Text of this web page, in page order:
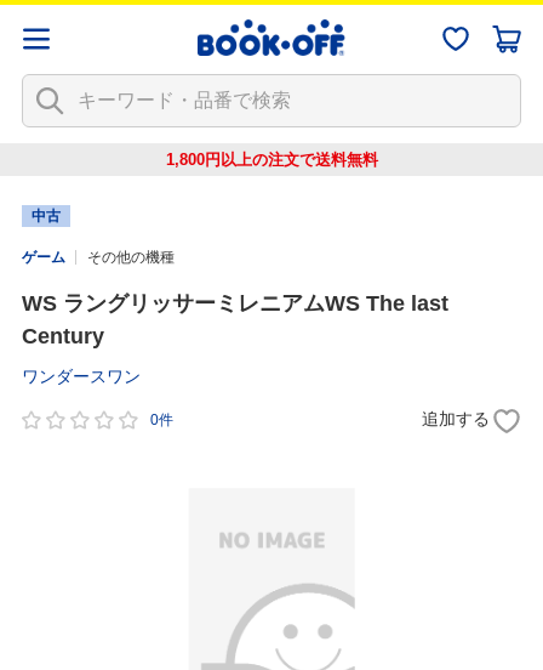
1,800円以上の注文で送料無料
中古
ゲーム その他の機種
WS ラングリッサーミレニアムWS The last
Century
ワンダースワン
0件 追加する